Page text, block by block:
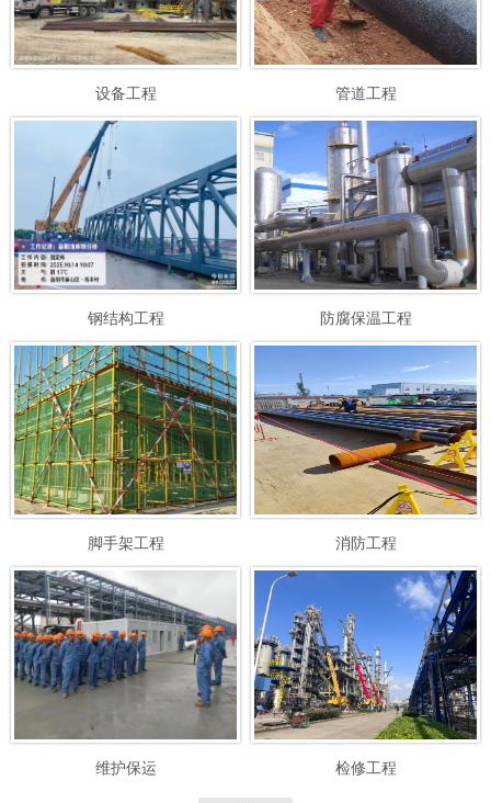
设备工程 管道工程
钢结构工程 防腐保温工程
脚手架工程 消防工程
维护保运 检修工程